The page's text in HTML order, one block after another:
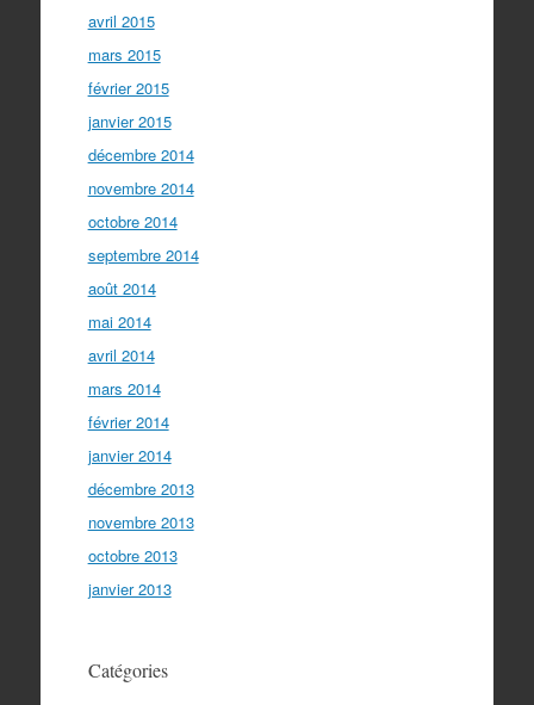
avril 2015
mars 2015
février 2015
janvier 2015
décembre 2014
novembre 2014
octobre 2014
septembre 2014
août 2014
mai 2014
avril 2014
mars 2014
février 2014
janvier 2014
décembre 2013
novembre 2013
octobre 2013
janvier 2013
Catégories